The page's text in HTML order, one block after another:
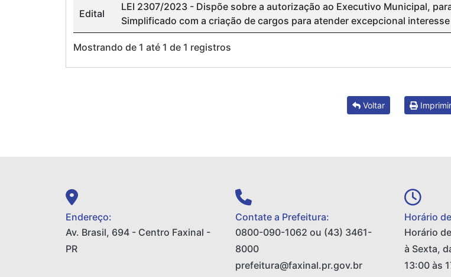
Edital
LEI 2307/2023 - Dispõe sobre a autorização ao Executivo Municipal,
Simplificado com a criação de cargos para atender excepcional
Mostrando de 1 até 1 de 1 registros
Voltar Imprimir
Endereço:
Av. Brasil, 694 - Centro Faxinal -
PR
Contate a Prefeitura:
0800-090-1062 ou (43) 3461-
8000
prefeitura@faxinal.pr.gov.br
Horário
Horário
à Sexta,
13:00 às